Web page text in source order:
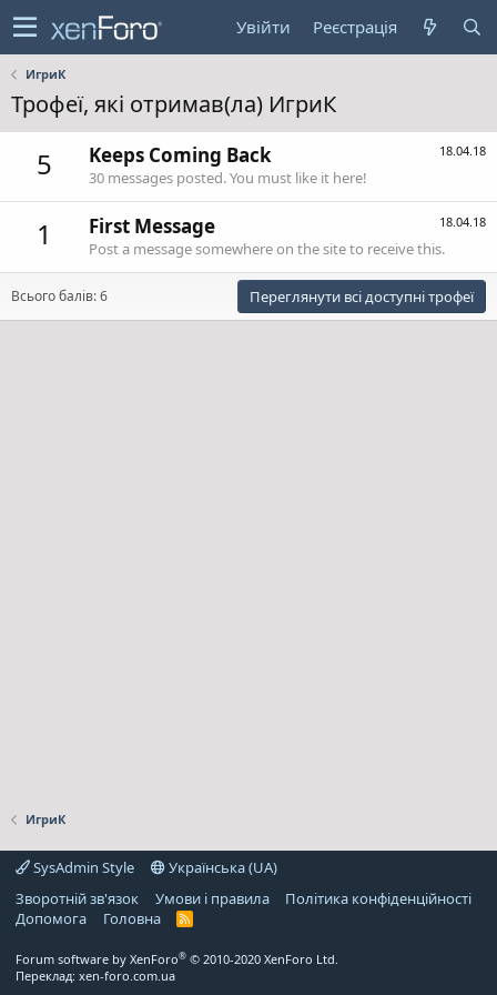
Увійти Реєстрація
ИгриК
Трофеї, які отримав(ла) ИгриК
5 18.04.18
Keeps Coming Back
30 messages posted. You must like it here!
1 18.04.18
First Message
Post a message somewhere on the site to receive this.
Всього балів: 6 Переглянути всі доступні трофеї
ИгриК
SysAdmin Style
Українська (UA)
Зворотній зв'язок
Умови і правила
Політика конфіденційності
Дoпoмoга
Головна
R
Forum software by XenForo® © 2010-2020 XenForo Ltd.
Переклад: xen-foro.com.ua